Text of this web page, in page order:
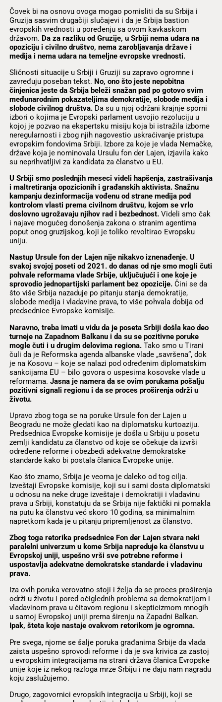
Čovek bi na osnovu ovoga mogao pomisliti da su Srbija i
Gruzija sasvim drugačiji slučajevi i da je Srbija bastion
evropskih vrednosti u poređenju sa ovom kavkaskom
državom. Da za razliku od Gruzije, u Srbiji nema udara na
opoziciju i civilno društvo, nema zarobljavanja države i
medija i nema udara na temeljne evropske vrednosti.
Sličnosti situacije u Srbiji i Gruziji su zapravo ogromne i
zavređuju poseban tekst. No, ono što jeste nepobitna
činjenica jeste da Srbija beleži snažan pad po gotovo svim
međunarodnim pokazateljima demokratije, slobode medija i
slobode civilnog društva.Da su u njoj održani krajnje sporni
izbori o kojima je Evropski parlament usvojio rezoluciju u
kojoj je pozvao na ekspertsku misiju koja bi istražila izborne
neregularnosti i zbog njih nagovestio uskraćivanje pristupa
evropskim fondovima Srbiji. Izbore za koje je vlada Nemačke,
države koja je nominovala Ursulu fon der Lajen, izjavila kako
su neprihvatljivi za kandidata za članstvo u EU.
U Srbiji smo poslednjih meseci videli hapšenja, zastrašivanja
i maltretiranja opozicionih i građanskih aktivista. Snažnu
kampanju dezinformacija vođenu od strane medija pod
kontrolom vlasti prema civilnom društvu, kojom se vrlo
doslovno ugrožavaju njihov rad i bezbednost.Videli smo čak
i najave mogućeg donošenja zakona o stranim agentima
poput onog gruzijskog, koji je toliko revoltirao Evropsku
uniju.
Nastup Ursule fon der Lajen nije nikakvo iznenađenje. U
svakoj svojoj poseti od 2021. do danas od nje smo mogli čuti
pohvale reformama vlade Srbije, uključujući i one koje je
sprovodio jednopartijski parlament bez opozicije.Čini se da
što više Srbija nazaduje po pitanju stanja demokratije,
slobode medija i vladavine prava, to više pohvala dobija od
predsednice Evropske komisije.
Naravno, treba imati u vidu da je poseta Srbiji došla kao deo
turneje na Zapadnom Balkanu i da su se pozitivne poruke
mogle čuti i u drugim delovima regiona.Tako smo u Tirani
čuli da je Reformska agenda albanske vlade „savršena“, dok
je na Kosovu – koje se nalazi pod određenim diplomatskim
sankcijama EU – bilo govora o uspesima kosovske vlade u
reformama. Jasna je namera da se ovim porukama pošalju
pozitivni signali regionu i da se proces proširenja održi u
životu.
Upravo zbog toga se na poruke Ursule fon der Lajen u
Beogradu ne može gledati kao na diplomatsku kurtoaziju.
Predsednica Evropske komisije je došla u Srbiju u posetu
zemlji kandidatu za članstvo od koje se očekuje da izvrši
određene reforme i obezbedi adekvatne demokratske
standarde kako bi postala članica Evropske unije.
Kao što znamo, Srbija je veoma je daleko od tog cilja.
Izveštaji Evropske komisije, koji su i sami dosta diplomatski
u odnosu na neke druge izveštaje i demokratiji i vladavinu
prava u Srbiji, konstatuju da se Srbija nije faktički ni pomakla
na putu ka članstvu već skoro 10 godina, sa minimalnim
napretkom kada je u pitanju pripremljenost za članstvo.
Zbog toga retorika predsednice Fon der Lajen stvara neki
paralelni univerzum u kome Srbija napreduje ka članstvu u
Evropskoj uniji, uspešno vrši sve potrebne reforme i
uspostavlja adekvatne demokratske standarde i vladavinu
prava.
Iza ovih poruka verovatno stoji i želja da se proces proširenja
održi u životu i pored očiglednih problema sa demokratijom i
vladavinom prava u čitavom regionu i skepticizmom mnogih
u samoj Evropskoj uniji prema širenju na Zapadni Balkan.
Ipak, šteta koje nastaje ovakvom retorikom je ogromna.
Pre svega, njome se šalje poruka građanima Srbije da vlada
zaista uspešno sprovodi reforme i da je sva krivica za zastoj
u evropskim integracijama na strani država članica Evropske
unije koje iz nekog razloga mrze Srbiju i ne daju nam nagradu
koju zaslužujemo.
Drugo, zagovornici evropskih integracija u Srbiji, koji se